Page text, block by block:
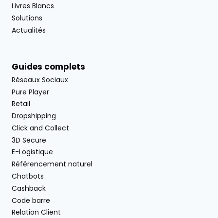
Livres Blancs
Solutions
Actualités
Guides complets
Réseaux Sociaux
Pure Player
Retail
Dropshipping
Click and Collect
3D Secure
E-Logistique
Référencement naturel
Chatbots
Cashback
Code barre
Relation Client